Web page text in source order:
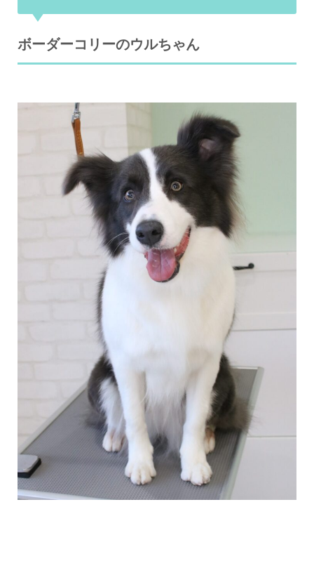
ボーダーコリーのウルちゃん